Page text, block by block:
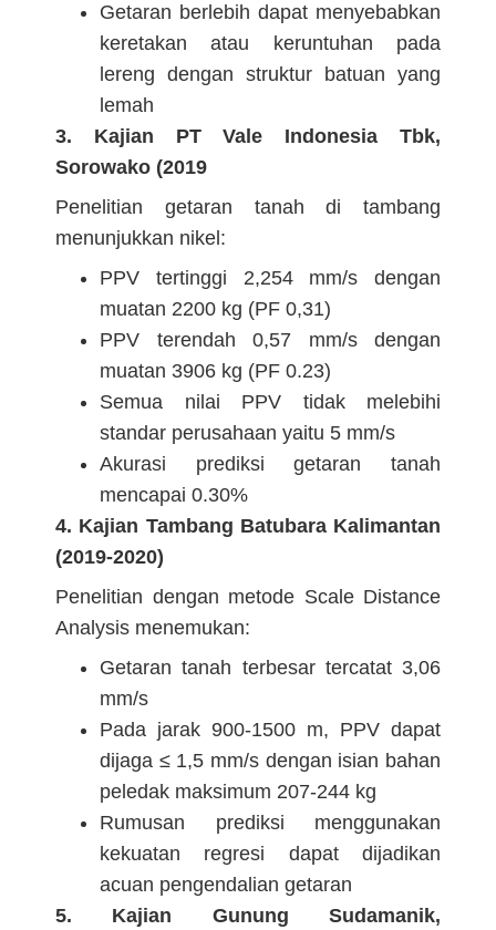
Getaran berlebih dapat menyebabkan
keretakan atau keruntuhan pada
lereng dengan struktur batuan yang
lemah
3. Kajian PT Vale Indonesia Tbk,
Sorowako (2019
Penelitian getaran tanah di tambang
menunjukkan nikel:
PPV tertinggi 2,254 mm/s dengan
muatan 2200 kg (PF 0,31)
PPV terendah 0,57 mm/s dengan
muatan 3906 kg (PF 0.23)
Semua nilai PPV tidak melebihi
standar perusahaan yaitu 5 mm/s
Akurasi prediksi getaran tanah
mencapai 0.30%
4. Kajian Tambang Batubara Kalimantan
(2019-2020)
Penelitian dengan metode Scale Distance
Analysis menemukan:
Getaran tanah terbesar tercatat 3,06
mm/s
Pada jarak 900-1500 m, PPV dapat
dijaga ≤ 1,5 mm/s dengan isian bahan
peledak maksimum 207-244 kg
Rumusan prediksi menggunakan
kekuatan regresi dapat dijadikan
acuan pengendalian getaran
5. Kajian Gunung Sudamanik,